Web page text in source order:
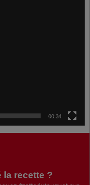
00:34
la recette ?